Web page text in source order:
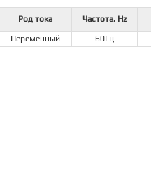
Род тока Частота, Hz
Переменный 60Гц